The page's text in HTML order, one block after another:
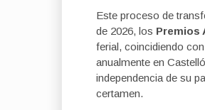
Este proceso de
de 2026, los Premios
ferial, coincidiendo
anualmente en
independencia de su
certamen.